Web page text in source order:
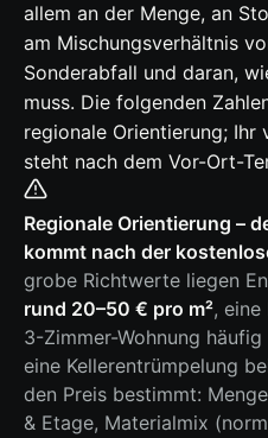
allem an der Menge, an
am Mischungsverhältnis
Sonderabfall und daran,
muss. Die folgenden
regionale Orientierung; Ihr
steht nach dem Vor-Ort-
Regionale Orientierung –
kommt nach der
grobe Richtwerte liegen
rund 20–50 € pro m², eine
3-Zimmer-Wohnung häufig
eine Kellerentrümpelung
den Preis bestimmt:
& Etage, Materialmix